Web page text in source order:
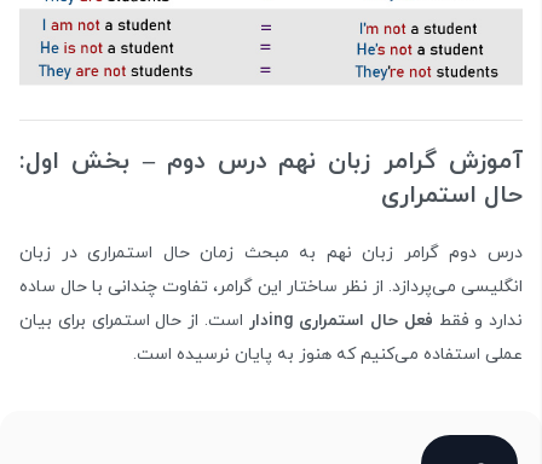
آموزش گرامر زبان نهم درس دوم – بخش اول:
حال استمراری
درس دوم گرامر زبان نهم به مبحث زمان حال استمراری در زبان
انگلیسی می‌پردازد. از نظر ساختار این گرامر، تفاوت چندانی با حال ساده
ندارد و فقط فعل حال استمراری ingدار است. از حال استمرای برای بیان
عملی استفاده می‌کنیم که هنوز به پایان نرسیده است.